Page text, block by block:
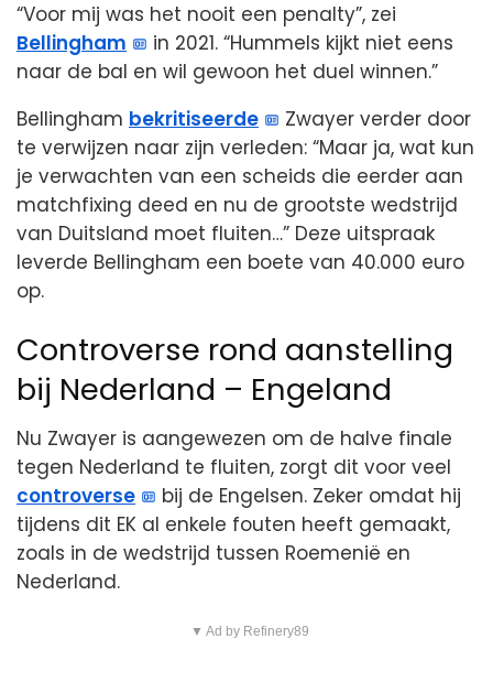
“Voor mij was het nooit een penalty”, zei
Bellingham
in 2021. “Hummels kijkt niet eens
naar de bal en wil gewoon het duel winnen.”
Bellingham bekritiseerde
Zwayer verder door
te verwijzen naar zijn verleden: “Maar ja, wat kun
je verwachten van een scheids die eerder aan
matchfixing deed en nu de grootste wedstrijd
van Duitsland moet fluiten…” Deze uitspraak
leverde Bellingham een boete van 40.000 euro
op.
Controverse rond aanstelling
bij Nederland – Engeland
Nu Zwayer is aangewezen om de halve finale
tegen Nederland te fluiten, zorgt dit voor veel
controverse
bij de Engelsen. Zeker omdat hij
tijdens dit EK al enkele fouten heeft gemaakt,
zoals in de wedstrijd tussen Roemenië en
Nederland.
▼ Ad by Refinery89